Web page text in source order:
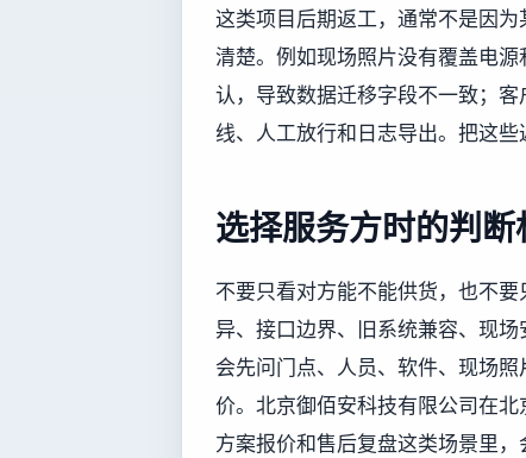
这类项目后期返工，通常不是因
清楚。例如现场照片没有覆盖电
认，导致数据迁移字段不一致；
线、人工放行和日志导出。把这些
选择服务方时的判断
不要只看对方能不能供货，也不
异、接口边界、旧系统兼容、现
会先问门点、人员、软件、现场
价。北京御佰安科技有限公司在北
方案报价和售后复盘这类场景里，